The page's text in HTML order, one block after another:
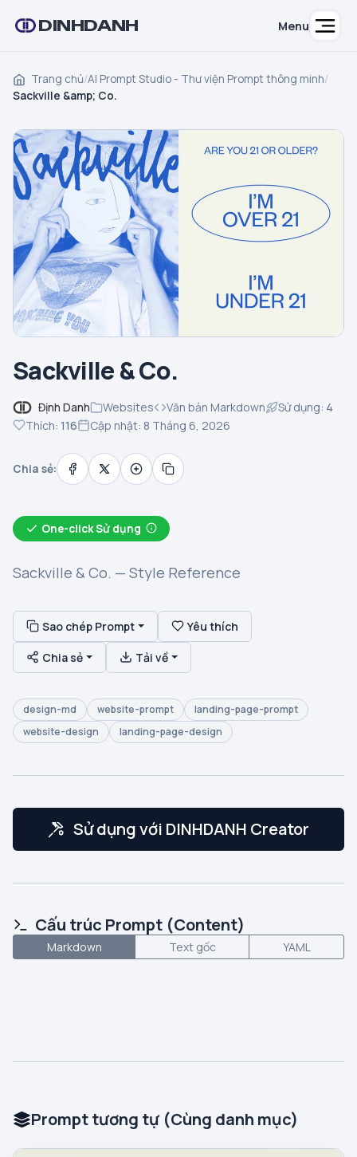
DINHDANH Menu
Trang chủ/AI Prompt Studio - Thư viện Prompt thông minh/
Sackville &amp; Co.
Sackville & Co.
Định Danh Websites Văn bản Markdown Sử dụng: 4
Thích: 116 Cập nhật: 8 Tháng 6, 2026
Chia sẻ:
One-click Sử dụng
Sackville & Co. — Style Reference
Sao chép Prompt Yêu thích
Chia sẻ Tải về
design-md website-prompt
landing-page-prompt
website-design
landing-page-design
Sử dụng với DINHDANH Creator
Cấu trúc Prompt (Content)
Markdown Text gốc YAML
Prompt tương tự (Cùng danh mục)